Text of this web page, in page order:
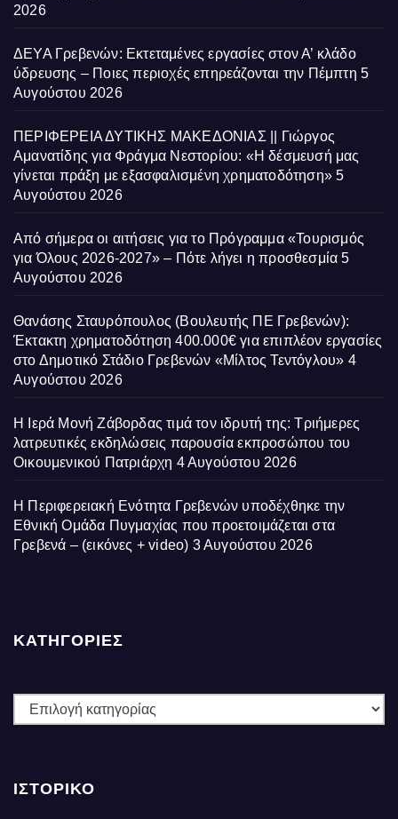
2026
ΔΕΥΑ Γρεβενών: Εκτεταμένες εργασίες στον Α’ κλάδο
ύδρευσης – Ποιες περιοχές επηρεάζονται την Πέμπτη 5
Αυγούστου 2026
ΠΕΡΙΦΕΡΕΙΑ ΔΥΤΙΚΗΣ ΜΑΚΕΔΟΝΙΑΣ || Γιώργος
Αμανατίδης για Φράγμα Νεστορίου: «Η δέσμευσή μας
γίνεται πράξη με εξασφαλισμένη χρηματοδότηση» 5
Αυγούστου 2026
Από σήμερα οι αιτήσεις για το Πρόγραμμα «Τουρισμός
για Όλους 2026-2027» – Πότε λήγει η προσθεσμία 5
Αυγούστου 2026
Θανάσης Σταυρόπουλος (Βουλευτής ΠΕ Γρεβενών):
Έκτακτη χρηματοδότηση 400.000€ για επιπλέον εργασίες
στο Δημοτικό Στάδιο Γρεβενών «Μίλτος Τεντόγλου» 4
Αυγούστου 2026
Η Ιερά Μονή Ζάβορδας τιμά τον ιδρυτή της: Τριήμερες
λατρευτικές εκδηλώσεις παρουσία εκπροσώπου του
Οικουμενικού Πατριάρχη 4 Αυγούστου 2026
Η Περιφερειακή Ενότητα Γρεβενών υποδέχθηκε την
Εθνική Ομάδα Πυγμαχίας που προετοιμάζεται στα
Γρεβενά – (εικόνες + video) 3 Αυγούστου 2026
ΚΑΤΗΓΟΡΙΕΣ
ΚΑΤΗΓΟΡΙΕΣ
ΙΣΤΟΡΙΚΌ